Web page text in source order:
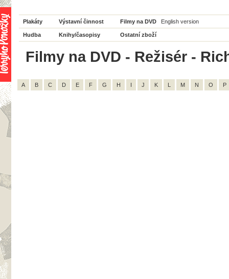
Plakáty Výstavní činnost Filmy na DVD English version
Hudba Knihy/časopisy Ostatní zboží
Filmy na DVD - Režisér -
A B C D E F G H I J K L M N O P